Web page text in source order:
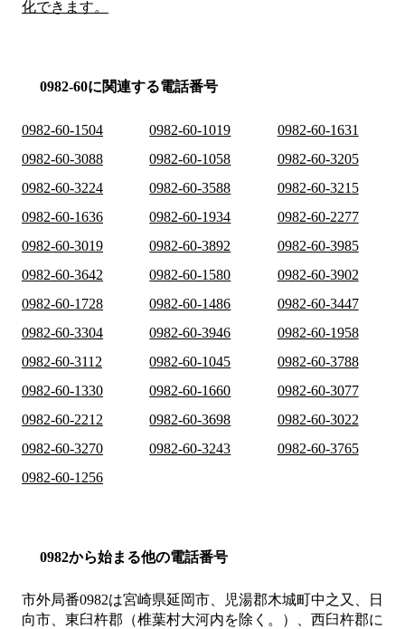
化できます。
0982-60に関連する電話番号
0982-60-1504 0982-60-1019
0982-60-1631
0982-60-3088
0982-60-1058
0982-60-3205
0982-60-3224
0982-60-3588
0982-60-3215
0982-60-1636
0982-60-1934
0982-60-2277
0982-60-3019
0982-60-3892
0982-60-3985
0982-60-3642
0982-60-1580
0982-60-3902
0982-60-1728
0982-60-1486
0982-60-3447
0982-60-3304
0982-60-3946
0982-60-1958
0982-60-3112
0982-60-1045
0982-60-3788
0982-60-1330
0982-60-1660
0982-60-3077
0982-60-2212
0982-60-3698
0982-60-3022
0982-60-3270
0982-60-3243
0982-60-3765
0982-60-1256
0982から始まる他の電話番号
市外局番0982は宮崎県延岡市、児湯郡木城町中之又、日
向市、東臼杵郡（椎葉村大河内を除く。）、西臼杵郡に